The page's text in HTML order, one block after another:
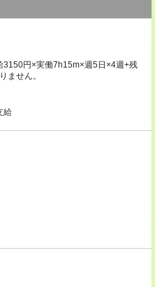
円×実働7h15m×週5日×4週+残
ません。
給